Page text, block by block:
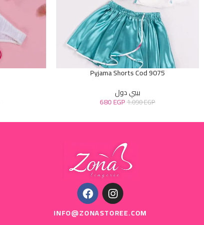
Pyjama Shorts Cod 9075
بيبي دول
1.090EGP
680EGP
INFO@ZONASTOREE.COM